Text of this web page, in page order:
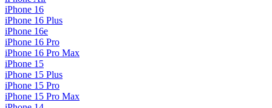
iPhone 16
iPhone 16 Plus
iPhone 16e
iPhone 16 Pro
iPhone 16 Pro Max
iPhone 15
iPhone 15 Plus
iPhone 15 Pro
iPhone 15 Pro Max